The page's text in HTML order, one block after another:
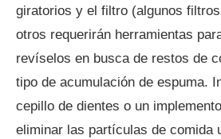
giratorios y el filtro (algunos
otros requerirán herramientas
revíselos en busca de restos de
tipo de acumulación de espuma.
cepillo de dientes o un
eliminar las partículas de comida